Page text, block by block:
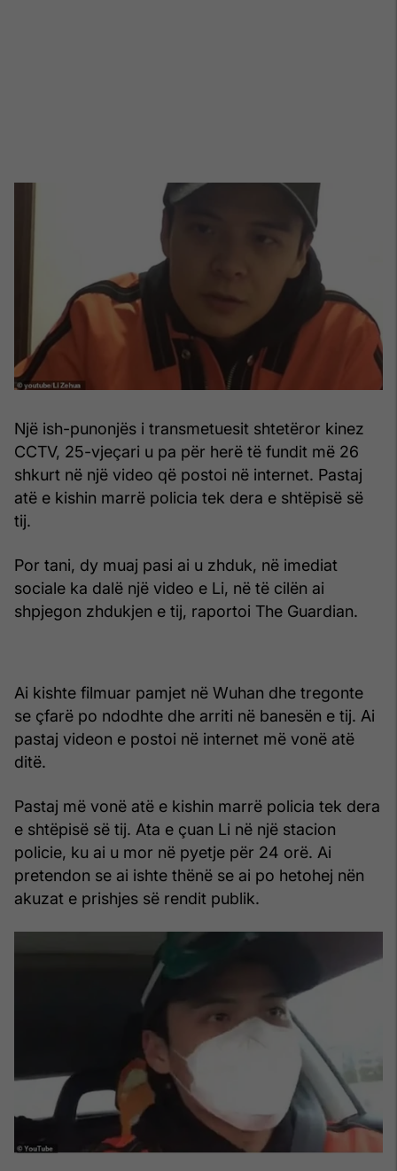
Një ish-punonjës i transmetuesit shtetëror kinez
CCTV, 25-vjeçari u pa për herë të fundit më 26
shkurt në një video që postoi në internet. Pastaj
atë e kishin marrë policia tek dera e shtëpisë së
tij.
Por tani, dy muaj pasi ai u zhduk, në imediat
sociale ka dalë një video e Li, në të cilën ai
shpjegon zhdukjen e tij, raportoi The Guardian.
Ai kishte filmuar pamjet në Wuhan dhe tregonte
se çfarë po ndodhte dhe arriti në banesën e tij. Ai
pastaj videon e postoi në internet më vonë atë
ditë.
Pastaj më vonë atë e kishin marrë policia tek dera
e shtëpisë së tij. Ata e çuan Li në një stacion
policie, ku ai u mor në pyetje për 24 orë. Ai
pretendon se ai ishte thënë se ai po hetohej nën
akuzat e prishjes së rendit publik.